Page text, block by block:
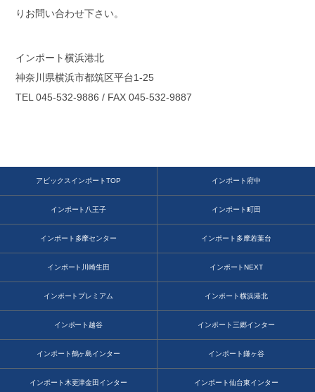
りお問い合わせ下さい。
インポート横浜港北
神奈川県横浜市都筑区平台1-25
TEL 045-532-9886 / FAX 045-532-9887
アビックスインポートTOP インポート府中
インポート八王子 インポート町田
インポート多摩センター インポート多摩若葉台
インポート川崎生田 インポートNEXT
インポートプレミアム インポート横浜港北
インポート越谷 インポート三郷インター
インポート鶴ヶ島インター インポート鎌ヶ谷
インポート木更津金田インター インポート仙台東インター